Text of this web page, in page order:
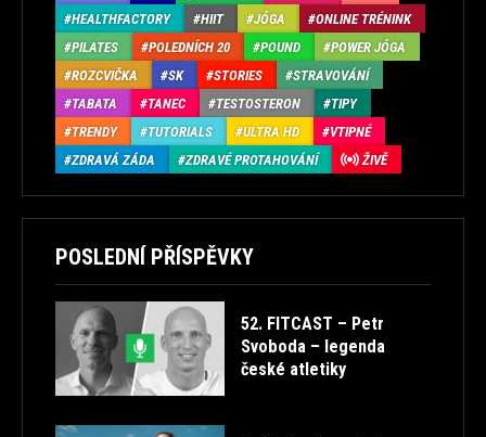
HEALTHFACTORY
HIIT JÓGA
ONLINE TRÉNINK
PILATES
POLEDNÍCH 20 POUND
POWER JÓGA
ROZCVIČKA
SK STORIES
STRAVOVÁNÍ
TABATA
TANEC TESTOSTERON
TIPY
TRENDY
TUTORIALS ULTRA HD
VTIPNÉ
ZDRAVÁ ZÁDA
ZDRAVÉ PROTAHOVÁNÍ ŽIVĚ
POSLEDNÍ PŘÍSPĚVKY
52. FITCAST – Petr
Svoboda – legenda
české atletiky